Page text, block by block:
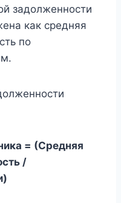
задолженности
как средняя
по
= (Средняя
/